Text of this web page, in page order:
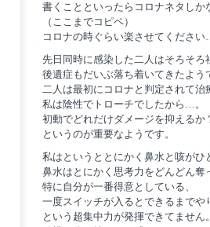
書くことといったらコロナネタし
（ここまでコピペ）
コロナの時ぐらい楽させてくださ
先日同時に感染した二人はそろそろ
後遺症もだいぶ落ち着いてきたよう
二人は最初にコロナと判定されて治
私は陰性でトローチでしたから…。
初動でどれだけダメージを抑えるか
というのが重要なようです。
私はというととにかく鼻水と咳がひ
鼻水はとにかく思考力をどんどん奪
特に自分が一番得意としている、
一度スイッチが入るとできるまで
という超集中力が発揮できてません。